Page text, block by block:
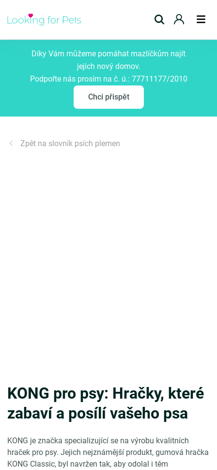
Díky Vám můžeme pomáhat mazlíčkům najít
jejich nový domov.
Podpořte nás prosím na č. ú.: 77711177/2010
Chci přispět
Zpět na slovník psích plemen
KONG pro psy: Hračky, které
zabaví a posílí vašeho psa
KONG je značka specializující se na výrobu kvalitních
hraček pro psy. Jejich nejznámější produkt, gumová hračka
KONG Classic, byl navržen tak, aby odolal i těm